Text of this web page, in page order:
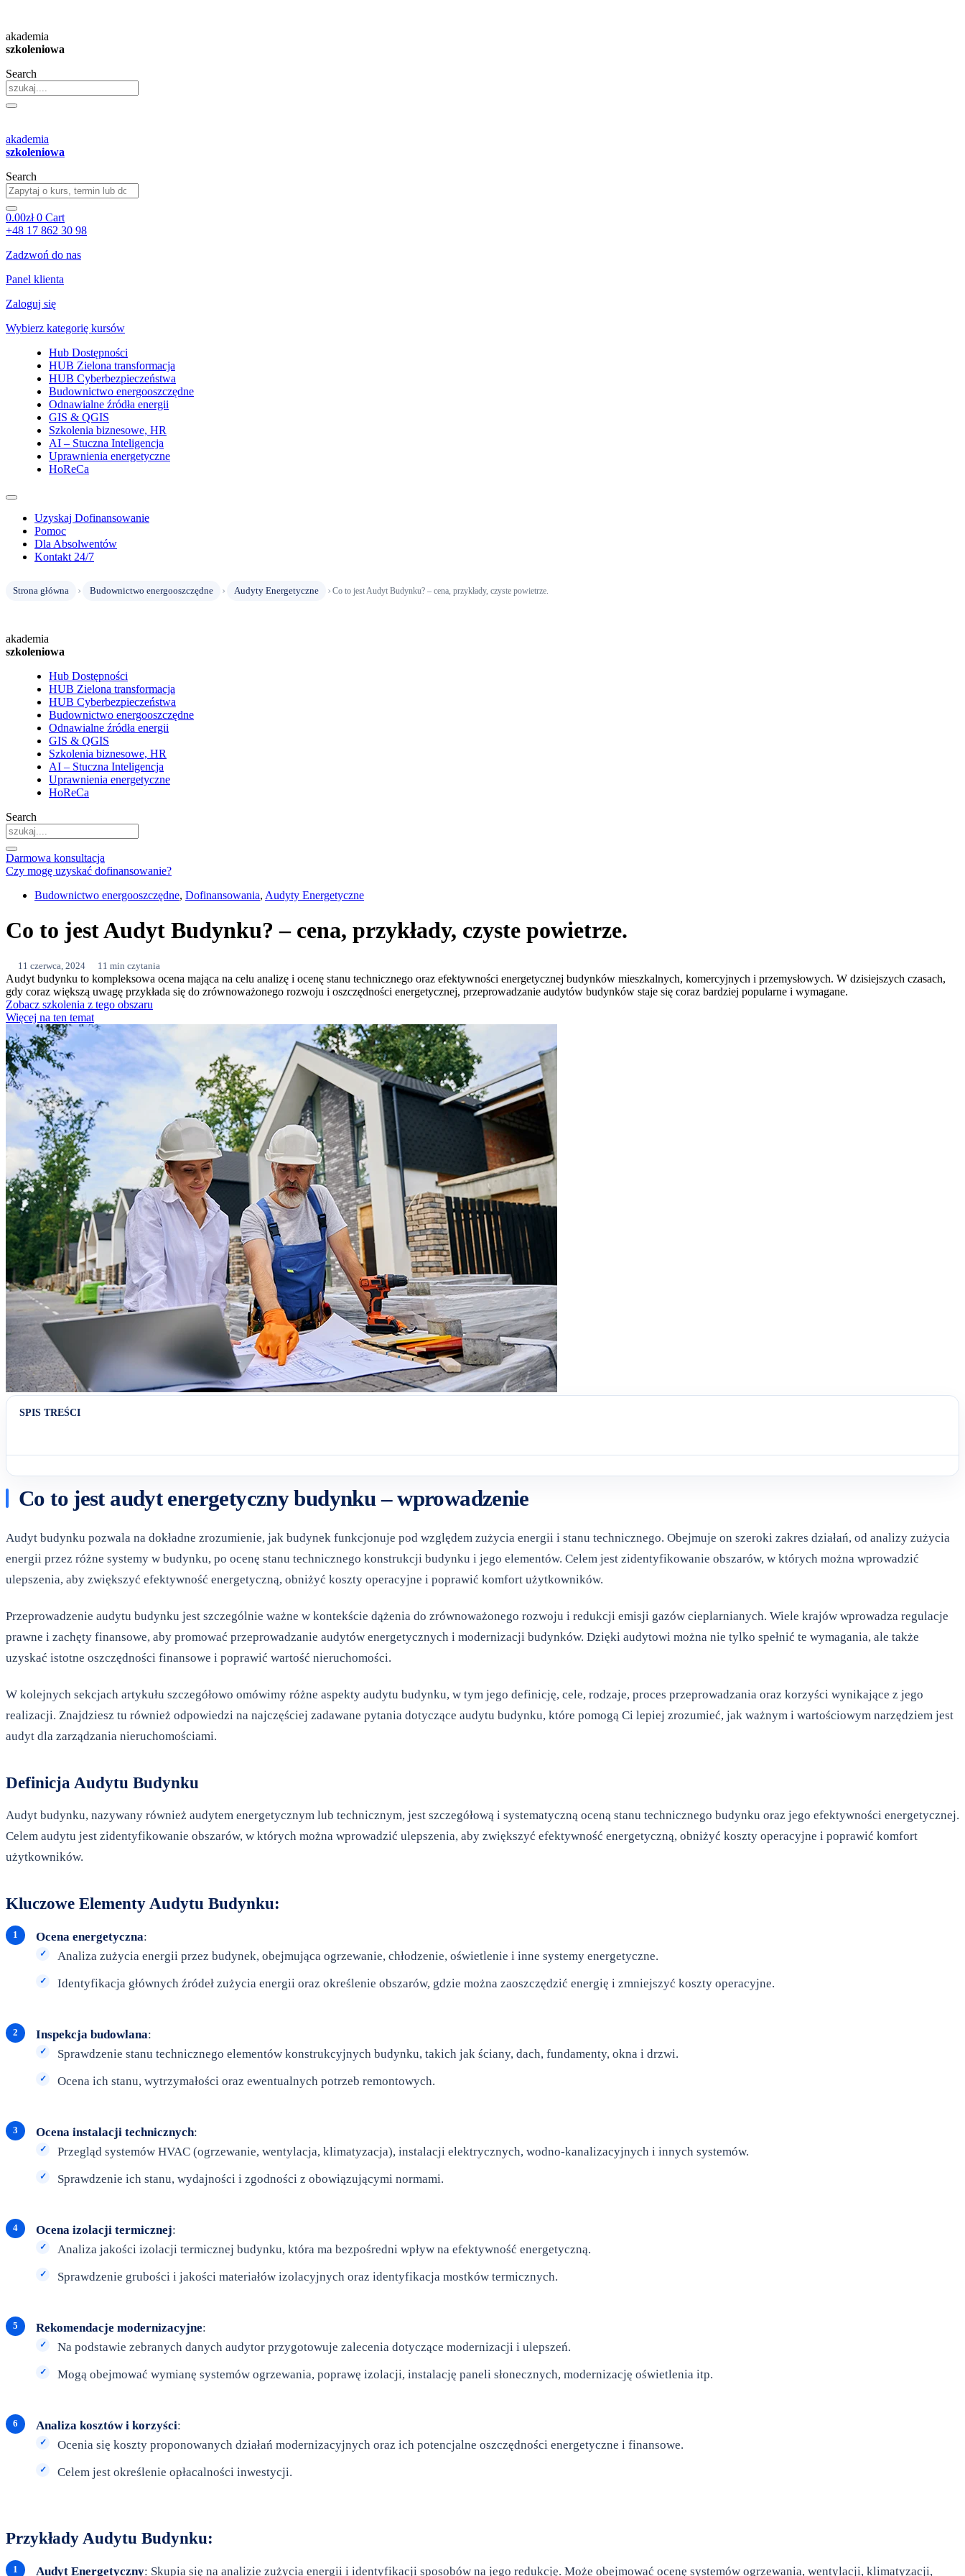
treści
akademia
szkoleniowa
Search
akademia
szkoleniowa
Search
0.00zł 0 Cart
+48 17 862 30 98
Zadzwoń do nas
Panel klienta
Zaloguj się
Wybierz kategorię kursów
Hub Dostępności
HUB Zielona transformacja
HUB Cyberbezpieczeństwa
Budownictwo energooszczędne
Odnawialne źródła energii
GIS & QGIS
Szkolenia biznesowe, HR
AI – Stuczna Inteligencja
Uprawnienia energetyczne
HoReCa
Uzyskaj Dofinansowanie
Pomoc
Dla Absolwentów
Kontakt 24/7
Strona główna › Budownictwo energooszczędne › Audyty Energetyczne › Co to jest Audyt Budynku? – cena, przykłady, czyste powietrze.
akademia
szkoleniowa
Hub Dostępności
HUB Zielona transformacja
HUB Cyberbezpieczeństwa
Budownictwo energooszczędne
Odnawialne źródła energii
GIS & QGIS
Szkolenia biznesowe, HR
AI – Stuczna Inteligencja
Uprawnienia energetyczne
HoReCa
Search
Darmowa konsultacja
Czy mogę uzyskać dofinansowanie?
Budownictwo energooszczędne, Dofinansowania, Audyty Energetyczne
Co to jest Audyt Budynku? – cena, przykłady, czyste powietrze.
11 czerwca, 2024 11 min czytania
Audyt budynku to kompleksowa ocena mająca na celu analizę i ocenę stanu technicznego oraz efektywności energetycznej budynków mieszkalnych, komercyjnych i przemysłowych. W dzisiejszych czasach,
gdy coraz większą uwagę przykłada się do zrównoważonego rozwoju i oszczędności energetycznej, przeprowadzanie audytów budynków staje się coraz bardziej popularne i wymagane.
Zobacz szkolenia z tego obszaru
Więcej na ten temat
SPIS TREŚCI
Co to jest audyt energetyczny budynku –wprowadzenie
Audyt budynku pozwala na dokładne zrozumienie, jak budynek funkcjonuje pod względem zużycia energii i stanu technicznego. Obejmuje on szeroki zakres działań, od analizy zużycia
energii przez różne systemy w budynku, po ocenę stanu technicznego konstrukcji budynku i jego elementów. Celem jest zidentyfikowanie obszarów, w których można wprowadzić
ulepszenia, aby zwiększyć efektywność energetyczną, obniżyć koszty operacyjne i poprawić komfort użytkowników.
Przeprowadzenie audytu budynku jest szczególnie ważne w kontekście dążenia do zrównoważonego rozwoju i redukcji emisji gazów cieplarnianych. Wiele krajów wprowadza regulacje
prawne i zachęty finansowe, aby promować przeprowadzanie audytów energetycznych i modernizacji budynków. Dzięki audytowi można nie tylko spełnić te wymagania, ale także
uzyskać istotne oszczędności finansowe i poprawić wartość nieruchomości.
W kolejnych sekcjach artykułu szczegółowo omówimy różne aspekty audytu budynku, w tym jego definicję, cele, rodzaje, proces przeprowadzania oraz korzyści wynikające z jego
realizacji. Znajdziesz tu również odpowiedzi na najczęściej zadawane pytania dotyczące audytu budynku, które pomogą Ci lepiej zrozumieć, jak ważnym i wartościowym narzędziem jest
audyt dla zarządzania nieruchomościami.
Definicja Audytu Budynku
Audyt budynku, nazywany również audytem energetycznym lub technicznym, jest szczegółową i systematyczną oceną stanu technicznego budynku oraz jego efektywności energetycznej.
Celem audytu jest zidentyfikowanie obszarów, w których można wprowadzić ulepszenia, aby zwiększyć efektywność energetyczną, obniżyć koszty operacyjne i poprawić komfort
użytkowników.
Kluczowe Elementy Audytu Budynku:
Ocena energetyczna:
Analiza zużycia energii przez budynek, obejmująca ogrzewanie, chłodzenie, oświetlenie i inne systemy energetyczne.
Identyfikacja głównych źródeł zużycia energii oraz określenie obszarów, gdzie można zaoszczędzić energię i zmniejszyć koszty operacyjne.
Inspekcja budowlana:
Sprawdzenie stanu technicznego elementów konstrukcyjnych budynku, takich jak ściany, dach, fundamenty, okna i drzwi.
Ocena ich stanu, wytrzymałości oraz ewentualnych potrzeb remontowych.
Ocena instalacji technicznych:
Przegląd systemów HVAC (ogrzewanie, wentylacja, klimatyzacja), instalacji elektrycznych, wodno-kanalizacyjnych i innych systemów.
Sprawdzenie ich stanu, wydajności i zgodności z obowiązującymi normami.
Ocena izolacji termicznej:
Analiza jakości izolacji termicznej budynku, która ma bezpośredni wpływ na efektywność energetyczną.
Sprawdzenie grubości i jakości materiałów izolacyjnych oraz identyfikacja mostków termicznych.
Rekomendacje modernizacyjne:
Na podstawie zebranych danych audytor przygotowuje zalecenia dotyczące modernizacji i ulepszeń.
Mogą obejmować wymianę systemów ogrzewania, poprawę izolacji, instalację paneli słonecznych, modernizację oświetlenia itp.
Analiza kosztów i korzyści:
Ocenia się koszty proponowanych działań modernizacyjnych oraz ich potencjalne oszczędności energetyczne i finansowe.
Celem jest określenie opłacalności inwestycji.
Przykłady Audytu Budynku:
Audyt Energetyczny: Skupia się na analizie zużycia energii i identyfikacji sposobów na jego redukcję. Może obejmować ocenę systemów ogrzewania, wentylacji, klimatyzacji,